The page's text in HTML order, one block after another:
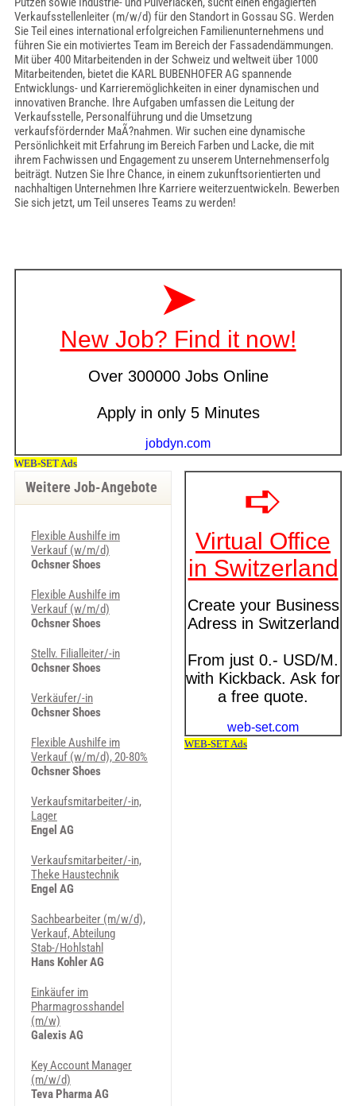
Verkaufsstellenleiter (m/w/d) für den Standort in Gossau SG. Werden
Sie Teil eines international erfolgreichen Familienunternehmens und
führen Sie ein motiviertes Team im Bereich der Fassadendämmungen.
Mit über 400 Mitarbeitenden in der Schweiz und weltweit über 1000
Mitarbeitenden, bietet die KARL BUBENHOFER AG spannende
Entwicklungs- und Karrieremöglichkeiten in einer dynamischen und
innovativen Branche. Ihre Aufgaben umfassen die Leitung der
Verkaufsstelle, Personalführung und die Umsetzung
verkaufsfördernder MaÃ?nahmen. Wir suchen eine dynamische
Persönlichkeit mit Erfahrung im Bereich Farben und Lacke, die mit
ihrem Fachwissen und Engagement zu unserem Unternehmenserfolg
beiträgt. Nutzen Sie Ihre Chance, in einem zukunftsorientierten und
nachhaltigen Unternehmen Ihre Karriere weiterzuentwickeln. Bewerben
Sie sich jetzt, um Teil unseres Teams zu werden!
Weitere Job-Angebote
Flexible Aushilfe im
Verkauf (w/m/d)
Ochsner Shoes
Flexible Aushilfe im
Verkauf (w/m/d)
Ochsner Shoes
Stellv. Filialleiter/-in
Ochsner Shoes
Verkäufer/-in
Ochsner Shoes
Flexible Aushilfe im
Verkauf (w/m/d), 20-80%
Ochsner Shoes
Verkaufsmitarbeiter/-in,
Lager
Engel AG
Verkaufsmitarbeiter/-in,
Theke Haustechnik
Engel AG
Sachbearbeiter (m/w/d),
Verkauf, Abteilung
Stab-/Hohlstahl
Hans Kohler AG
Einkäufer im
Pharmagrosshandel
(m/w)
Galexis AG
Key Account Manager
(m/w/d)
Teva Pharma AG